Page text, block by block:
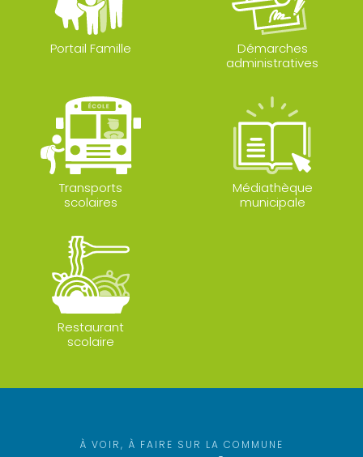
Portail Famille
Démarches
administratives
Transports
scolaires
Médiathèque
municipale
Restaurant
scolaire
À VOIR, À FAIRE SUR LA COMMUNE